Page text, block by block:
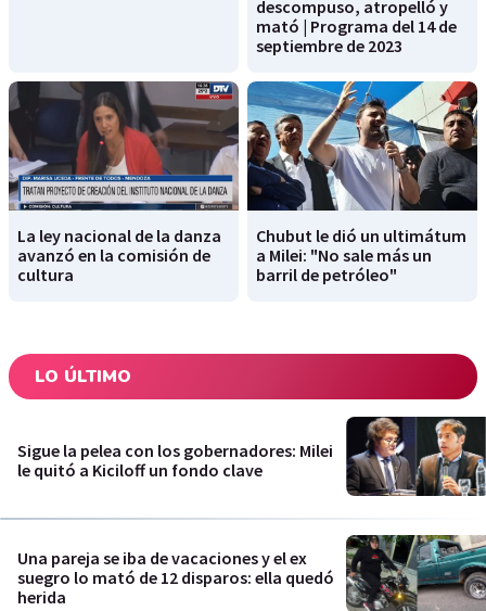
descompuso, atropelló y
mató | Programa del 14 de
septiembre de 2023
La ley nacional de la danza
avanzó en la comisión de
cultura
Chubut le dió un ultimátum
a Milei: "No sale más un
barril de petróleo"
LO ÚLTIMO
Sigue la pelea con los gobernadores: Milei
le quitó a Kiciloff un fondo clave
Una pareja se iba de vacaciones y el ex
suegro lo mató de 12 disparos: ella quedó
herida